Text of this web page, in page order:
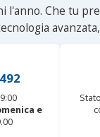
l'anno. Che tu
e